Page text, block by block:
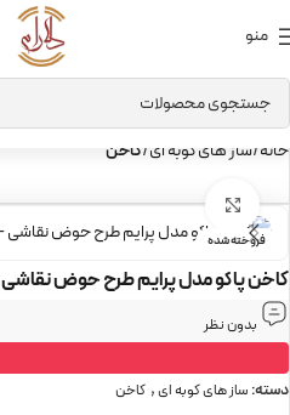
منو
خانه ساز های کوبه ای کاخن
فروخته شده
برای بزرگنمایی کلیک کنید
کاخن پاکو مدل پرایم طرح حوض نقاشی
بدون نظر
دسته: ساز های کوبه ای, کاخن